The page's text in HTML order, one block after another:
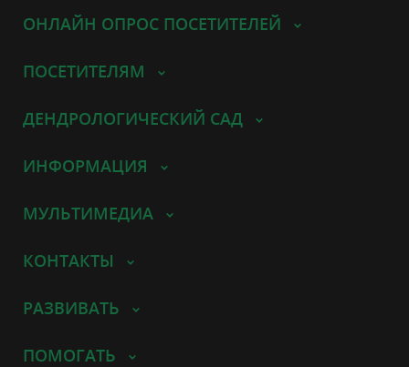
ОНЛАЙН ОПРОС ПОСЕТИТЕЛЕЙ
ПОСЕТИТЕЛЯМ
ДЕНДРОЛОГИЧЕСКИЙ САД
ИНФОРМАЦИЯ
МУЛЬТИМЕДИА
КОНТАКТЫ
РАЗВИВАТЬ
ПОМОГАТЬ